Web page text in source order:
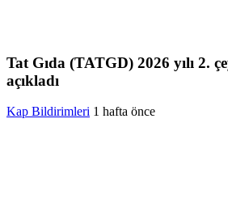
Tat Gıda (TATGD) 2026 yılı 2.
açıkladı
Kap Bildirimleri 1 hafta önce